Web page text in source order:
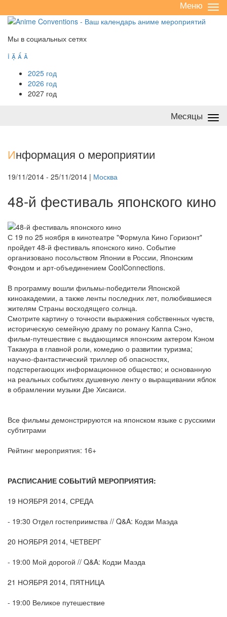
/
Меню
Мы в социальных сетях
   
2025 год
2026 год
2027 год
Месяцы
Информация о мероприятии
19/11/2014 - 25/11/2014 | Москва
48-й фестиваль японского кино
С 19 по 25 ноября в кинотеатре "Формула Кино Горизонт"
пройдет 48-й фестиваль японского кино. Событие
организовано посольством Японии в России, Японским
Фондом и арт-объединением CoolConnections.
В программу вошли фильмы-победители Японской
киноакадемии, а также ленты последних лет, полюбившиеся
жителям Страны восходящего солнца.
Смотрите картину о точности выражения собственных чувств,
историческую семейную драму по роману Каппа Сэно,
фильм-путешествие с выдающимся японским актером Кэном
Такакура в главной роли, комедию о развитии туризма;
научно-фантастический триллер об опасностях,
подстерегающих информационное общество; и основанную
на реальных событиях душевную ленту о выращивании яблок
в обрамлении музыки Дзе Хисаиси.
Все фильмы демонстрируются на японском языке с русскими
субтитрами
Рейтинг мероприятия: 16+
РАСПИСАНИЕ СОБЫТИЙ МЕРОПРИЯТИЯ:
19 НОЯБРЯ 2014, СРЕДА
- 19:30 Отдел гостеприимства // Q&A: Кодзи Маэда
20 НОЯБРЯ 2014, ЧЕТВЕРГ
- 19:00 Мой дорогой // Q&A: Кодзи Маэда
21 НОЯБРЯ 2014, ПЯТНИЦА
- 19:00 Великое путешествие